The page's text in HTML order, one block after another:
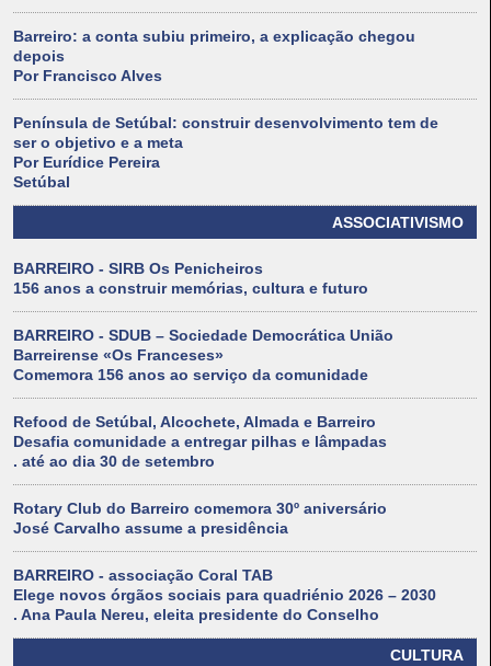
Barreiro: a conta subiu primeiro, a explicação chegou
depois
Por Francisco Alves
Península de Setúbal: construir desenvolvimento tem de
ser o objetivo e a meta
Por Eurídice Pereira
Setúbal
ASSOCIATIVISMO
BARREIRO - SIRB Os Penicheiros
156 anos a construir memórias, cultura e futuro
BARREIRO - SDUB – Sociedade Democrática União
Barreirense «Os Franceses»
Comemora 156 anos ao serviço da comunidade
Refood de Setúbal, Alcochete, Almada e Barreiro
Desafia comunidade a entregar pilhas e lâmpadas
. até ao dia 30 de setembro
Rotary Club do Barreiro comemora 30º aniversário
José Carvalho assume a presidência
BARREIRO - associação Coral TAB
Elege novos órgãos sociais para quadriénio 2026 – 2030
. Ana Paula Nereu, eleita presidente do Conselho
CULTURA